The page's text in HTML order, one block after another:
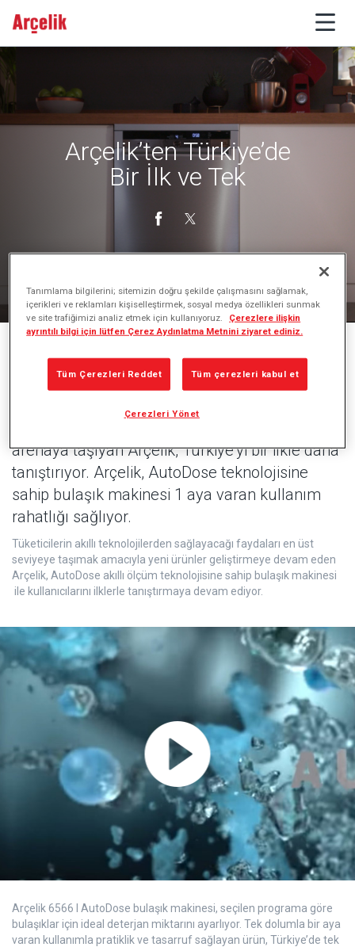
Arçelik’ten Türkiye’de
Bir İlk ve Tek
Sektöründe sürekli fark yaratan, ürünleri ve
arenaya taşıyan Arçelik, Türkiye’yi bir ilkle daha
tanıştırıyor. Arçelik, AutoDose teknolojisine
sahip bulaşık makinesi 1 aya varan kullanım
rahatlığı sağlıyor.
Tüketicilerin akıllı teknolojilerden sağlayacağı faydaları en üst
seviyeye taşımak amacıyla yeni ürünler geliştirmeye devam eden
Arçelik, AutoDose akıllı ölçüm teknolojisine sahip bulaşık makinesi
ile kullanıcılarını ilklerle tanıştırmaya devam ediyor.
Arçelik 6566 I AutoDose bulaşık makinesi, seçilen programa göre
bulaşıklar için ideal deterjan miktarını ayarlıyor. Tek dolumla bir aya
varan kullanımla pratiklik ve tasarruf sağlayan ürün, Türkiye’de tek
Tanımlama bilgilerini; sitemizin doğru şekilde çalışmasını sağlamak,
içerikleri ve reklamları kişiselleştirmek, sosyal medya özellikleri sunmak
ve site trafiğimizi analiz etmek için kullanıyoruz.
Çerezlere ilişkin
ayrıntılı bilgi için lütfen Çerez Aydınlatma Metnini ziyaret ediniz.
Tüm Çerezleri Reddet Tüm çerezleri kabul et
Çerezleri Yönet